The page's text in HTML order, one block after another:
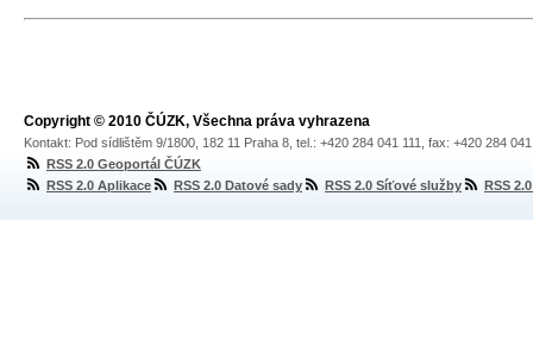
Copyright © 2010 ČÚZK, Všechna práva vyhrazena
Kontakt: Pod sídlištěm 9/1800, 182 11 Praha 8, tel.: +420 284 041 111, fax: +420 284
RSS 2.0 Geoportál ČÚZK
RSS 2.0 Aplikace
RSS 2.0 Datové sady RSS 2.0 Síťové služby RSS